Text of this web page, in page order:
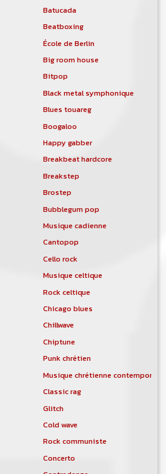
Batucada
Beatboxing
École de Berlin
Big room house
Bitpop
Black metal symphonique
Blues touareg
Boogaloo
Happy gabber
Breakbeat hardcore
Breakstep
Brostep
Bubblegum pop
Musique cadienne
Cantopop
Cello rock
Musique celtique
Rock celtique
Chicago blues
Chillwave
Chiptune
Punk chrétien
Musique chrétienne
Classic rag
Glitch
Cold wave
Rock communiste
Concerto